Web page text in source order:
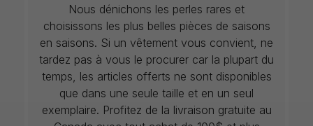
Nous dénichons les perles rares et
choisissons les plus belles pièces de saisons
en saisons. Si un vêtement vous convient, ne
tardez pas à vous le procurer car la plupart du
temps, les articles offerts ne sont disponibles
que dans une seule taille et en un seul
exemplaire. Profitez de la livraison gratuite au